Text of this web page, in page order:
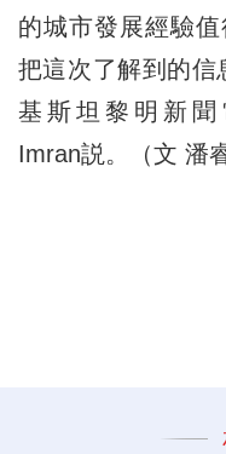
的城市發展經驗
把這次了解到的信
基斯坦黎明新聞
Imran説。（文 潘睿